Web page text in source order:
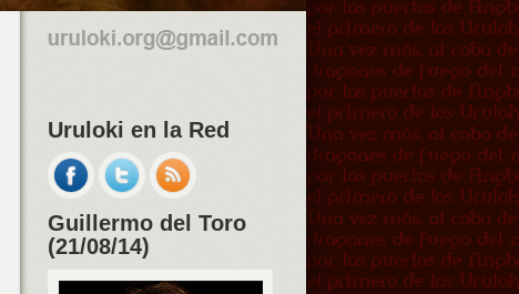
Uruloki en la Red
Guillermo del Toro
(21/08/14)